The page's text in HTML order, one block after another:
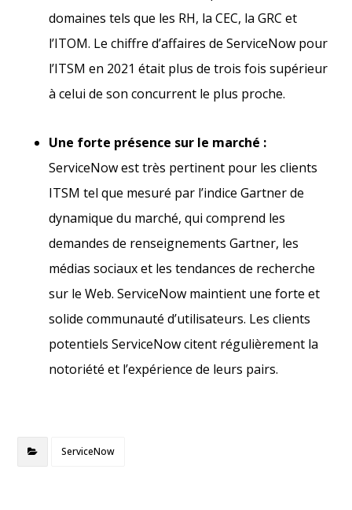
domaines tels que les RH, la CEC, la GRC et
l’ITOM. Le chiffre d’affaires de ServiceNow pour
l’ITSM en 2021 était plus de trois fois supérieur
à celui de son concurrent le plus proche.
Une forte présence sur le marché :
ServiceNow est très pertinent pour les clients
ITSM tel que mesuré par l’indice Gartner de
dynamique du marché, qui comprend les
demandes de renseignements Gartner, les
médias sociaux et les tendances de recherche
sur le Web. ServiceNow maintient une forte et
solide communauté d’utilisateurs. Les clients
potentiels ServiceNow citent régulièrement la
notoriété et l’expérience de leurs pairs.
ServiceNow